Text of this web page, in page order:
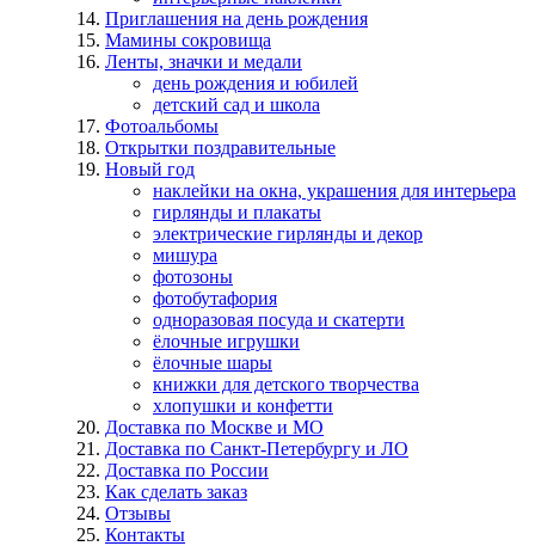
Приглашения на день рождения
Мамины сокровища
Ленты, значки и медали
день рождения и юбилей
детский сад и школа
Фотоальбомы
Открытки поздравительные
Новый год
наклейки на окна, украшения для интерьера
гирлянды и плакаты
электрические гирлянды и декор
мишура
фотозоны
фотобутафория
одноразовая посуда и скатерти
ёлочные игрушки
ёлочные шары
книжки для детского творчества
хлопушки и конфетти
Доставка по Москве и МО
Доставка по Санкт-Петербургу и ЛО
Доставка по России
Как сделать заказ
Отзывы
Контакты